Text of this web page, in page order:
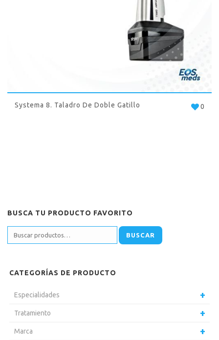
0
Systema 8. Taladro De Doble Gatillo
BUSCA TU PRODUCTO FAVORITO
BUSCAR
CATEGORÍAS DE PRODUCTO
Especialidades
Tratamiento
Marca